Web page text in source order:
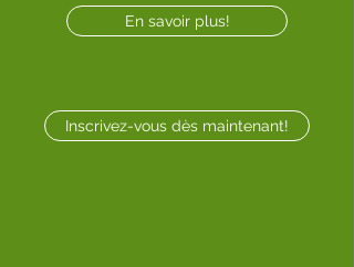
En savoir plus!
Inscrivez-vous dès maintenant!